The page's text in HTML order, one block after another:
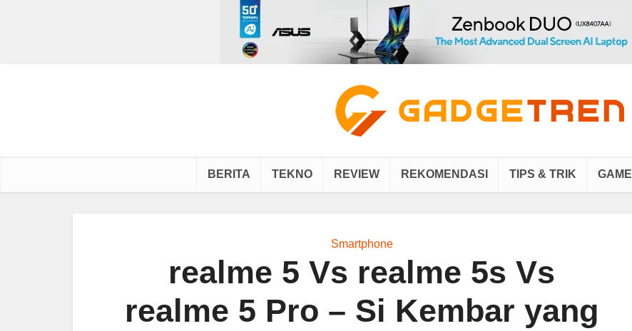
BERITA TEKNO REVIEW REKOMENDASI TIPS & TRIK GAME
Smartphone
realme 5 Vs realme 5s Vs
realme 5 Pro – Si Kembar yang